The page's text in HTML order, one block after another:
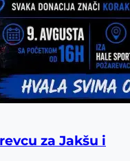
za Jakšu i